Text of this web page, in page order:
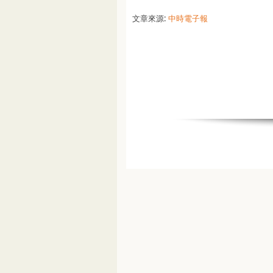
文章來源: 中時電子報